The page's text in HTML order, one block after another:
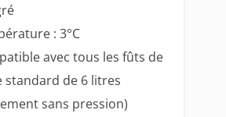
: 3°C
avec tous les fûts de
standard de 6 litres
sans pression)